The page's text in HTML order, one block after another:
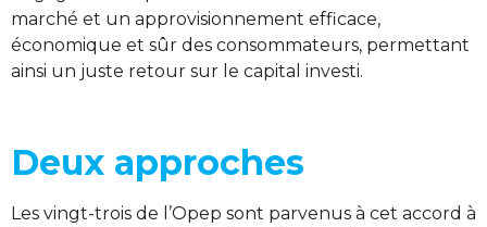
marché et un approvisionnement efficace,
économique et sûr des consommateurs, permettant
ainsi un juste retour sur le capital investi.
Deux approches
Les vingt-trois de l’Opep sont parvenus à cet accord à